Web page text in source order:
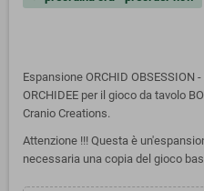
Espansione ORCHID OBSESSION -
ORCHIDEE per il gioco da tavolo
Cranio Creations.
Attenzione !!! Questa è
necessaria una copia del gioco